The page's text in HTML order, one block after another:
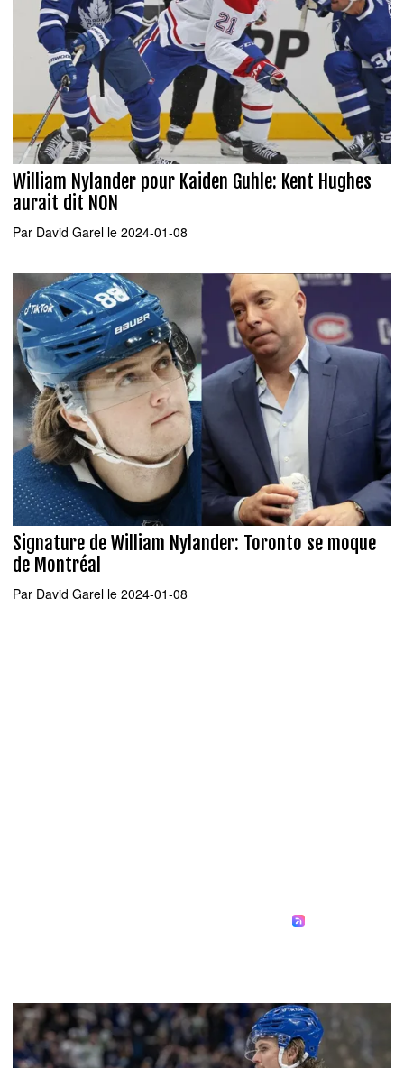
William Nylander pour Kaiden Guhle: Kent Hughes
aurait dit NON
Par David Garel le 2024-01-08
Signature de William Nylander: Toronto se moque
de Montréal
Par David Garel le 2024-01-08